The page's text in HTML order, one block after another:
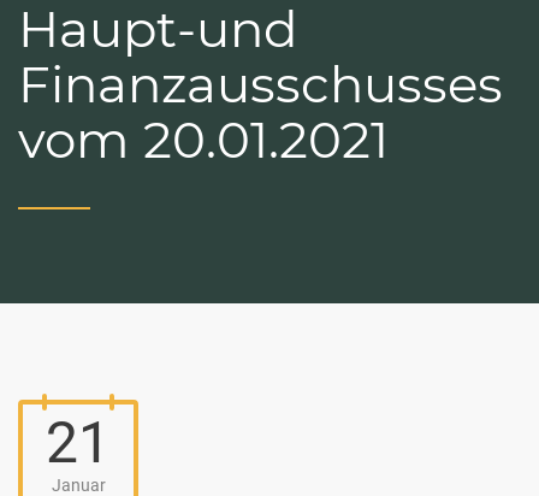
Haupt-und
Finanzausschusses
vom 20.01.2021
21
Januar